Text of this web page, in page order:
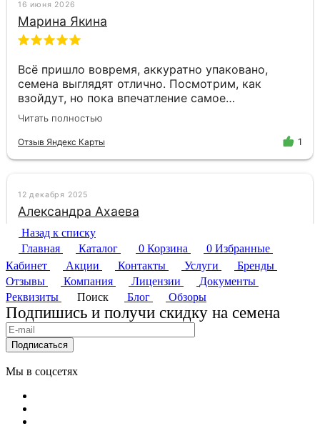
Назад к списку
Главная
Каталог 0 Корзина 0 Избранные
Кабинет
Акции Контакты Услуги
Бренды
Отзывы
Компания Лицензии
Документы
Реквизиты
Поиск Блог Обзоры
Подпишись и получи скидку на семена
Подписаться
Мы в соцсетях